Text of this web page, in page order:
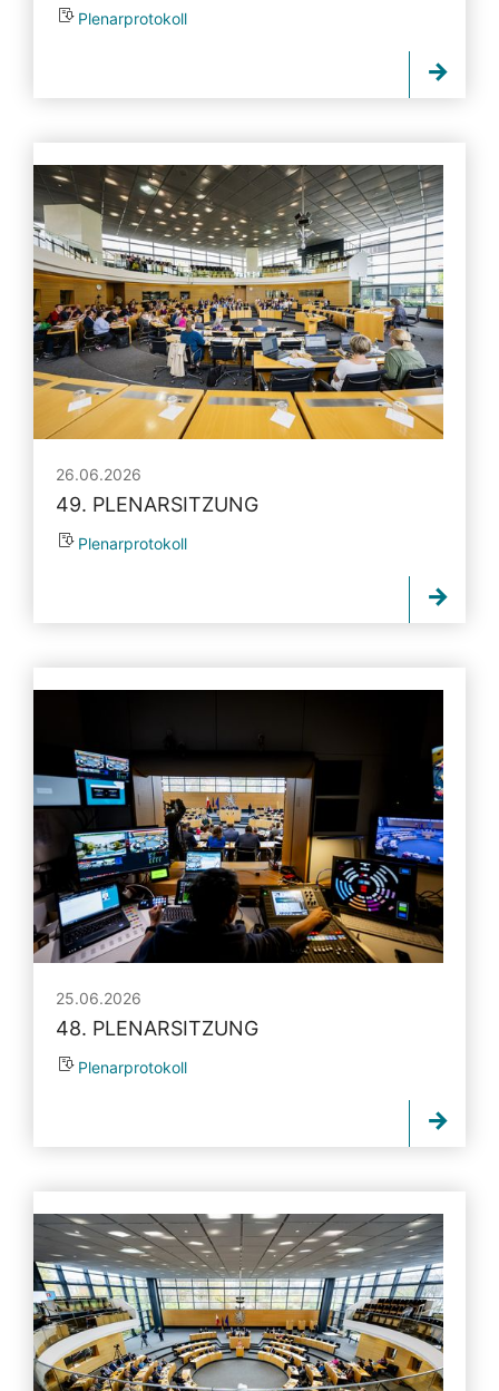
Plenarprotokoll
26.06.2026
49. PLENARSITZUNG
Plenarprotokoll
25.06.2026
48. PLENARSITZUNG
Plenarprotokoll